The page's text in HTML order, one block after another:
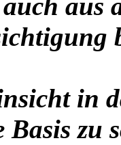
aus
in
Basis zu